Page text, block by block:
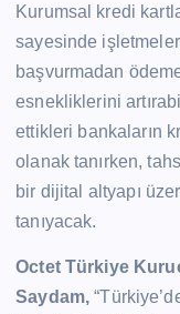
Kurumsal kredi
sayesinde
başvurmadan
esnekliklerini
ettikleri bankaların
olanak tanırken,
bir dijital altyapı
tanıyacak.
Octet Türkiye
Saydam,